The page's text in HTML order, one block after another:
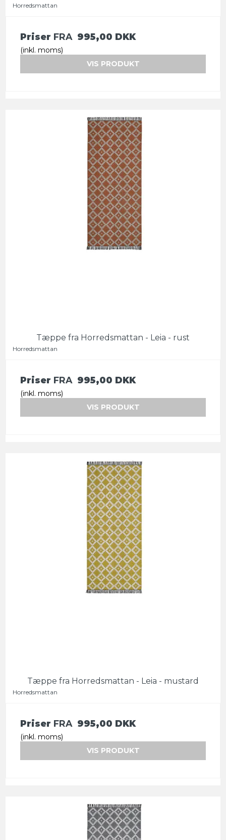
Horredsmattan
Priser FRA 995,00 DKK
(inkl. moms)
VIS PRODUKT
Tæppe fra Horredsmattan - Leia - rust
Horredsmattan
Priser FRA 995,00 DKK
(inkl. moms)
VIS PRODUKT
Tæppe fra Horredsmattan - Leia - mustard
Horredsmattan
Priser FRA 995,00 DKK
(inkl. moms)
VIS PRODUKT